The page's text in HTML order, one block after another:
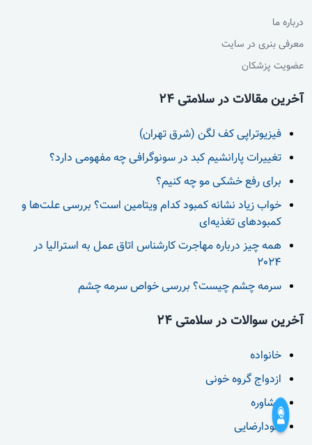
درباره ما
معرفی بنری در سایت
عضویت پزشکان
آخرین مقالات در سلامتی 24
فیزیوتراپی کف لگن (شرق تهران)
تغییرات پارانشیم کبد در سونوگرافی چه مفهومی دارد؟
برای رفع خشکی مو چه کنیم؟
خواب زیاد نشانه کمبود کدام ویتامین است؟ بررسی علت‌ها و
کمبودهای تغذیه‌ای
همه چیز درباره مهاجرت کارشناس اتاق عمل به استرالیا در
2024
سرمه چشم چیست؟ بررسی خواص سرمه چشم
آخرین سوالات در سلامتی 24
خانواده
ازدواج گروه خونی
مشاوره
خودارضایی